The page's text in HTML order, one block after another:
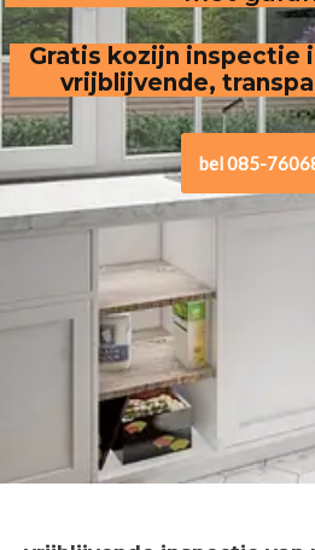
Gratis kozijn inspectie
vrijblijvende,
bel 085-